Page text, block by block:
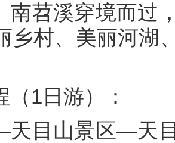
南苕溪穿境而过
乡村、美丽河湖
（1日游）：
天目山景区—天